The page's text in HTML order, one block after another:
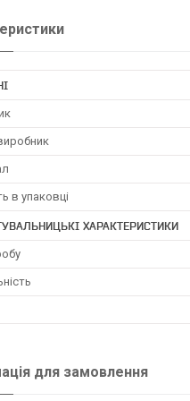
в упаковці
ХАРАКТЕРИСТИКИ
для замовлення